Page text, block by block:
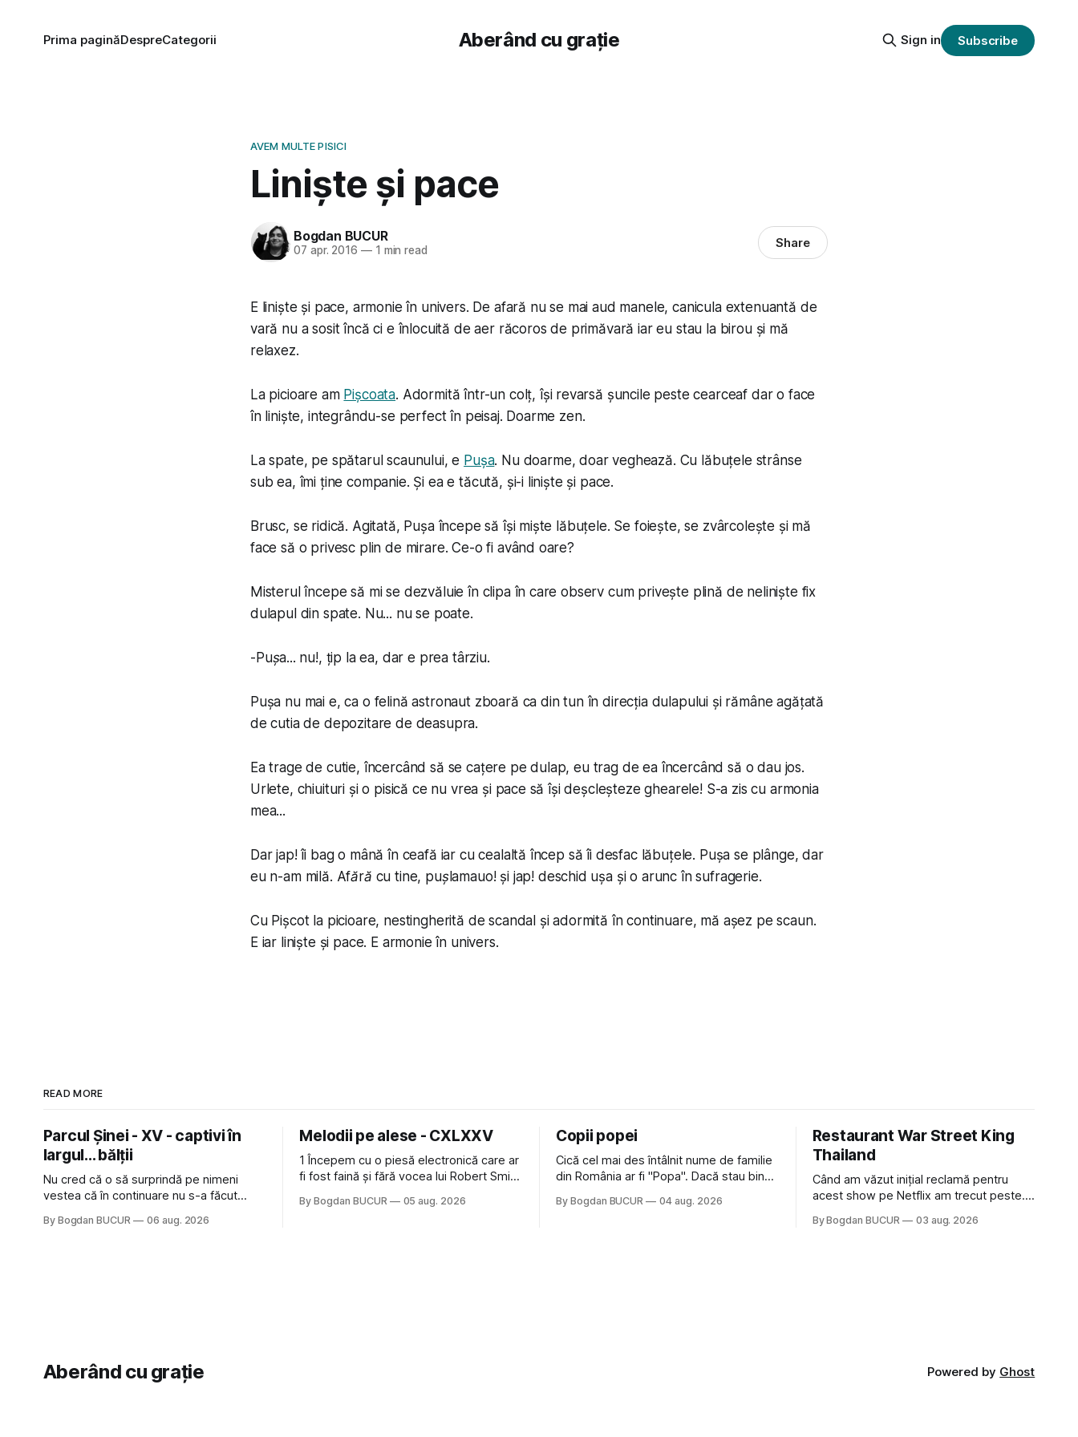
Aberând cu grație
Prima paginăDespreCategorii Sign in Subscribe
AVEM MULTE PISICI
Liniște și pace
Bogdan BUCUR
07 apr. 2016 —1 min read Share
E liniște și pace, armonie în univers. De afară nu se mai aud manele, canicula extenuantă de
vară nu a sosit încă ci e înlocuită de aer răcoros de primăvară iar eu stau la birou și mă
relaxez.
La picioare am Pișcoata. Adormită într-un colț, își revarsă șuncile peste cearceaf dar o face
în liniște, integrându-se perfect în peisaj. Doarme zen.
La spate, pe spătarul scaunului, e Pușa. Nu doarme, doar veghează. Cu lăbuțele strânse
sub ea, îmi ține companie. Și ea e tăcută, și-i liniște și pace.
Brusc, se ridică. Agitată, Pușa începe să își miște lăbuțele. Se foiește, se zvârcolește și mă
face să o privesc plin de mirare. Ce-o fi având oare?
Misterul începe să mi se dezvăluie în clipa în care observ cum privește plină de neliniște fix
dulapul din spate. Nu... nu se poate.
- Pușa... nu!, țip la ea, dar e prea târziu.
Pușa nu mai e, ca o felină astronaut zboară ca din tun în direcția dulapului și rămâne agățată
de cutia de depozitare de deasupra.
Ea trage de cutie, încercând să se cațere pe dulap, eu trag de ea încercând să o dau jos.
Urlete, chiuituri și o pisică ce nu vrea și pace să își deșcleșteze ghearele! S-a zis cu armonia
mea...
Dar jap! îi bag o mână în ceafă iar cu cealaltă încep să îi desfac lăbuțele. Pușa se plânge, dar
eu n-am milă. Afără cu tine, pușlamauo!și jap! deschid ușa și o arunc în sufragerie.
Cu Pișcot la picioare, nestingherită de scandal și adormită în continuare, mă așez pe scaun.
E iar liniște și pace. E armonie în univers.
READ MORE
Parcul Șinei - XV - captivi în
largul... bălții
Nu cred că o să surprindă pe nimeni
vestea că în continuare nu s-a făcut
afară de faptul că potăile apărute acolo
By Bogdan BUCUR 06 aug. 2026
Melodii pe alese - CXLXXV
1 Începem cu o piesă electronică care ar
fi fost faină și fără vocea lui Robert Smith
Castles, o formație cu multe piese faine
By Bogdan BUCUR 05 aug. 2026
Copii popei
Cică cel mai des întâlnit nume de familie
din România ar fi "Popa". Dacă stau bine
colegi de școala Popa cam peste tot
By Bogdan BUCUR 04 aug. 2026
Restaurant War Street King
Thailand
Când am văzut inițial reclamă pentru
acest show pe Netflix am trecut peste.
tailandeză pe fundal, era cu street food
By Bogdan BUCUR 03 aug. 2026
Aberând cu grație Powered by Ghost